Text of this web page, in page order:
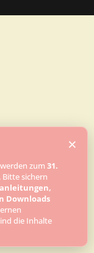
werden zum 31.
sichern
Downloads
die Inhalte
×